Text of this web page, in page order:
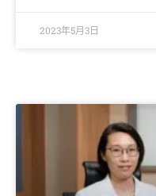
2023年5月3日